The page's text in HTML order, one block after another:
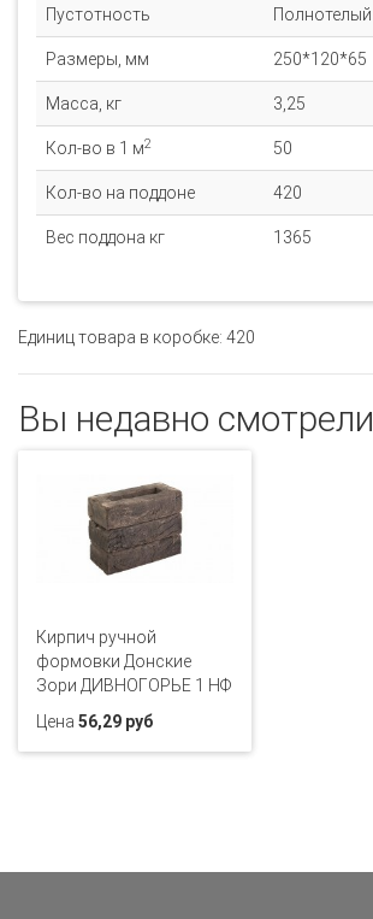
Пустотность Полнотелый
Размеры, мм 250*120*65
Масса, кг 3,25
Кол-во в 1 м2 50
Кол-во на поддоне 420
Вес поддона кг 1365
Единиц товара в коробке: 420
Вы недавно смотрели
Кирпич ручной
формовки Донские
Зори ДИВНОГОРЬЕ 1 НФ
Цена 56,29 руб